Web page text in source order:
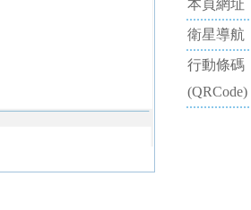
本頁網址
衛星導航
行動條碼
(QRCode)